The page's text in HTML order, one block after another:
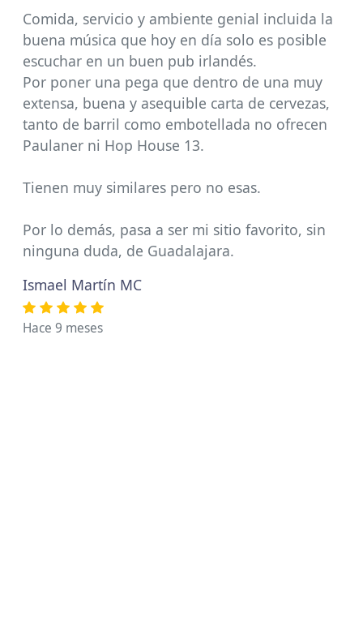
Comida, servicio y ambiente genial incluida la
buena música que hoy en día solo es posible
escuchar en un buen pub irlandés.
Por poner una pega que dentro de una muy
extensa, buena y asequible carta de cervezas,
tanto de barril como embotellada no ofrecen
Paulaner ni Hop House 13.
Tienen muy similares pero no esas.
Por lo demás, pasa a ser mi sitio favorito, sin
ninguna duda, de Guadalajara.
Ismael Martín MC
Hace 9 meses